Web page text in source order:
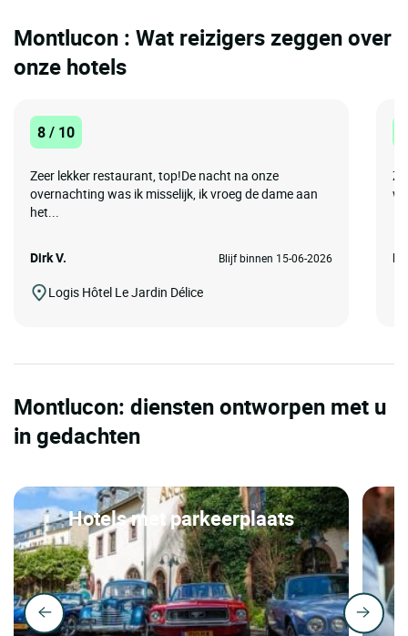
Montlucon : Wat reizigers zeggen over
onze hotels
8 / 10
Zeer lekker restaurant, top!De nacht na onze
overnachting was ik misselijk, ik vroeg de dame aan
het...
Dirk V. Blijf binnen 15-06-2026
Logis Hôtel Le Jardin Délice
Montlucon: diensten ontworpen met u
in gedachten
Hotels met parkeerplaats